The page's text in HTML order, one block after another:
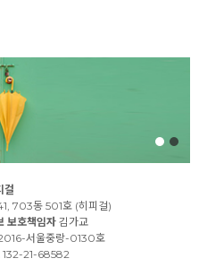
걸
703동 501호 (히피걸)
보호책임자김가교
서울중랑-0130호
132-21-68582